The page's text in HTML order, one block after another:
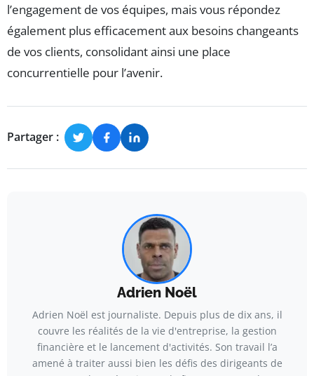
l’engagement de vos équipes, mais vous répondez
également plus efficacement aux besoins changeants
de vos clients, consolidant ainsi une place
concurrentielle pour l’avenir.
Partager :
Adrien Noël
Adrien Noël est journaliste. Depuis plus de dix ans, il
couvre les réalités de la vie d'entreprise, la gestion
financière et le lancement d'activités. Son travail l’a
amené à traiter aussi bien les défis des dirigeants de